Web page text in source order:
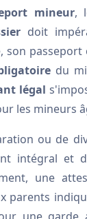
mineur,
doit
son passeport
du
légal
les mineurs
ou de
intégral et
une
parents